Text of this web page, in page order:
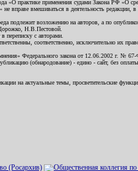
практике применения судами Закона РФ «О
вправе вмешиваться в деятельность редакции,
подлежит возложению на авторов, а по
Н.В.Пестовой.
переписку с авторами.
соответственно, исключительно
Федерального закона от 12.06.2002 г. №
(обнародование) - едино - сайт, без оплаты
на актуальные темы, просветительские